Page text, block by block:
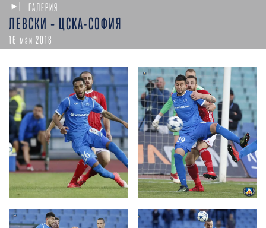
ГАЛЕРИЯ
ЛЕВСКИ – ЦСКА-СОФИЯ
16 май 2018